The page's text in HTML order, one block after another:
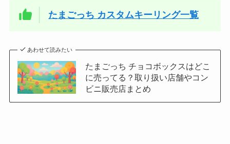
たまごっち カスタムキーリング一覧
あわせて読みたい
たまごっち チョコボックスはどこ
に売ってる？取り扱い店舗やコン
ビニ販売店まとめ